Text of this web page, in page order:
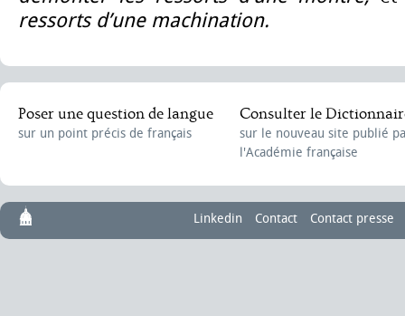
ressorts d’une machination.
Poser une question de langue
sur un point précis de français
Consulter le
sur le nouveau site publié
l'Académie française
Linkedin Contact Contact presse